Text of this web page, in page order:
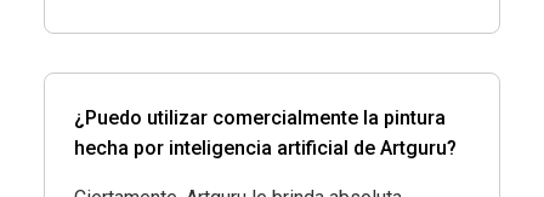
¿Puedo utilizar comercialmente la pintura
hecha por inteligencia artificial de Artguru?